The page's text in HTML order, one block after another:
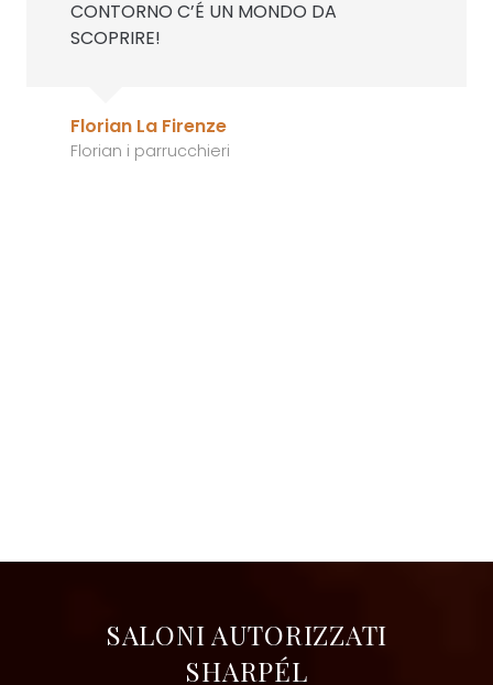
CONTORNO C’É UN MONDO DA
SCOPRIRE!
Florian La Firenze
Florian i parrucchieri
SALONI AUTORIZZATI
SHARPÉL